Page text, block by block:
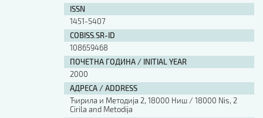
ISSN
1451-5407
COBISS.SR-ID
108659468
ПОЧЕТНА ГОДИНА / INITIAL YEAR
2000
АДРЕСА / ADDRESS
Ћирила и Методија 2, 18000 Ниш / 18000 Nis, 2
Cirila and Metodija